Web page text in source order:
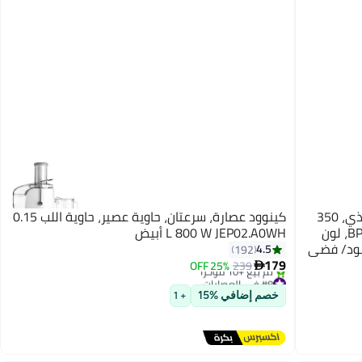
كينوود خلاط كينوود شخصي لصنع السموذي، 350
واط، مع زجاجات محمولة خالية من مادة BPA، لون
كينوود عصارة، سرعتان، حاوية عصير، حاوية اللب 0.15
L 800 W JEP02.A0WH أبيض
4.5
192
179
239
25% OFF
#8 في العصارات
توصيل مجاني
تم بيع +10 مؤخرًا
خصم إضافي %15 + 1